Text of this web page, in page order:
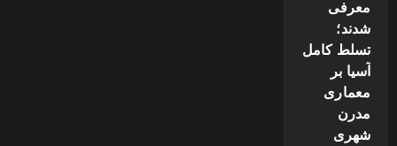
معرفی
شدند؛
تسلط کامل
آسیا بر
معماری
مدرن
شهری